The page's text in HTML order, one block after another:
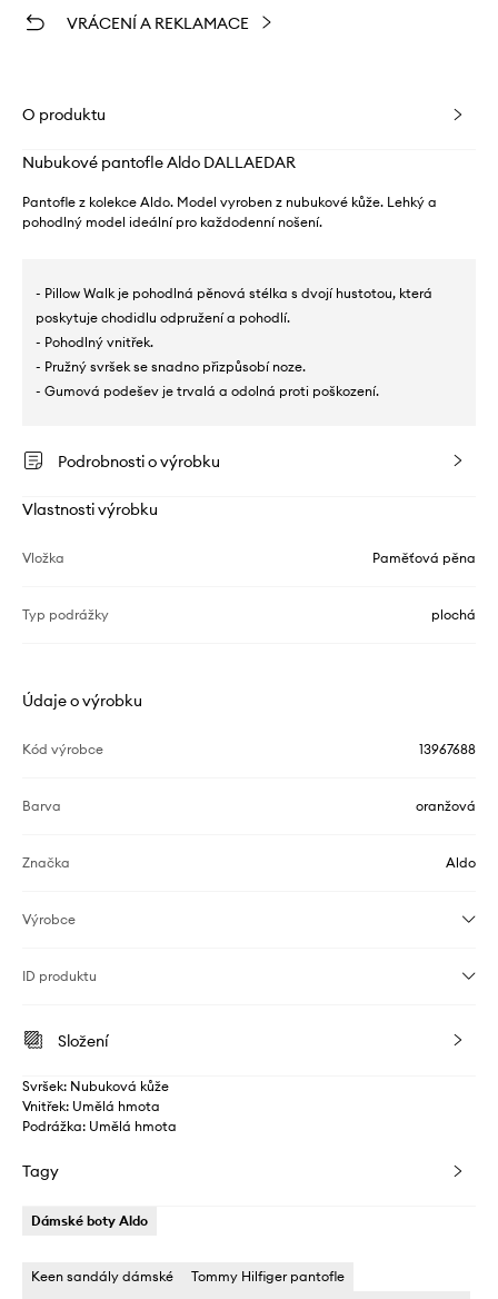
VRÁCENÍ A REKLAMACE
O produktu
Nubukové pantofle Aldo DALLAEDAR
Pantofle z kolekce Aldo. Model vyroben z nubukové kůže. Lehký a
pohodlný model ideální pro každodenní nošení.
- Pillow Walk je pohodlná pěnová stélka s dvojí hustotou, která
poskytuje chodidlu odpružení a pohodlí.
- Pohodlný vnitřek.
- Pružný svršek se snadno přizpůsobí noze.
- Gumová podešev je trvalá a odolná proti poškození.
Podrobnosti o výrobku
Vlastnosti výrobku
Vložka Paměťová pěna
Typ podrážky plochá
Údaje o výrobku
Kód výrobce 13967688
Barva oranžová
Značka Aldo
Výrobce
ID produktu
Složení
Svršek: Nubuková kůže
Vnitřek: Umělá hmota
Podrážka: Umělá hmota
Tagy
Dámské boty Aldo
Keen sandály dámské
Tommy Hilfiger pantofle